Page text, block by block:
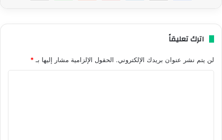
اترك تعليقاً
لن يتم نشر عنوان بريدك الإلكتروني. الحقول الإلزامية مشار إليها بـ *